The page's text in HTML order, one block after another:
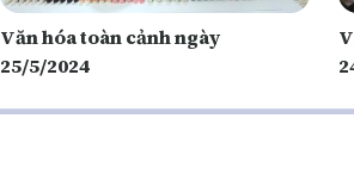
Văn hóa toàn cảnh ngày
25/5/2024